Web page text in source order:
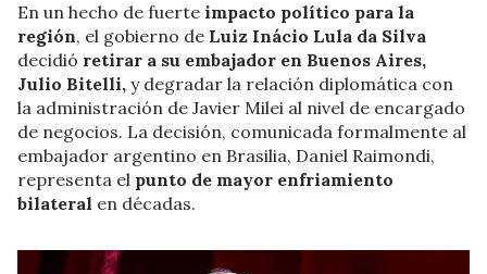
En un hecho de fuerte impacto político para la
región, el gobierno de Luiz Inácio Lula da Silva
decidió retirar a su embajador en Buenos Aires,
Julio Bitelli, y degradar la relación diplomática con
la administración de Javier Milei al nivel de encargado
de negocios. La decisión, comunicada formalmente al
embajador argentino en Brasilia, Daniel Raimondi,
representa el punto de mayor enfriamiento
bilateral en décadas.